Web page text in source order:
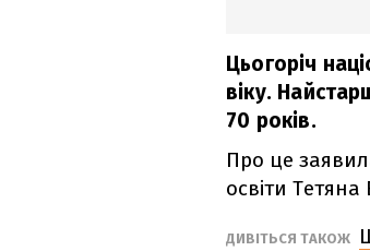
Цьогоріч
віку.
70 років.
Про це
освіти
ДИВІТЬСЯ ТАКОЖ